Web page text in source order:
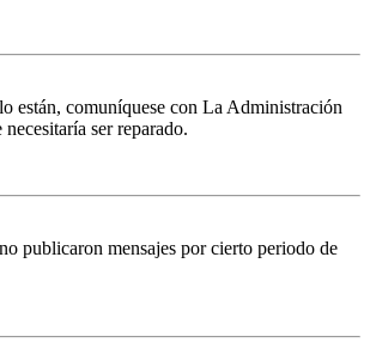
están, comuníquese con La Administración
ser reparado.
publicaron mensajes por cierto periodo de